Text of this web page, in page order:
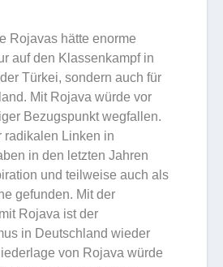
Rojavas hätte enorme
auf den Klassenkampf in
Türkei, sondern auch für
Mit Rojava würde vor
Bezugspunkt wegfallen.
radikalen Linken in
in den letzten Jahren
und teilweise auch als
gefunden. Mit der
Rojava ist der
in Deutschland wieder
von Rojava würde